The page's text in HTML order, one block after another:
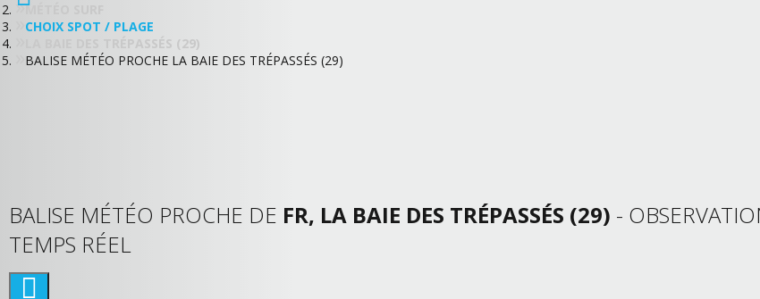
MÉTÉO SURF
CHOIX SPOT / PLAGE
LA BAIE DES TRÉPASSÉS (29)
BALISE MÉTÉO PROCHE LA BAIE DES TRÉPASSÉS (29)
BALISE MÉTÉO PROCHE DE FR, LA BAIE DES TRÉPASSÉS (29) -
TEMPS RÉEL